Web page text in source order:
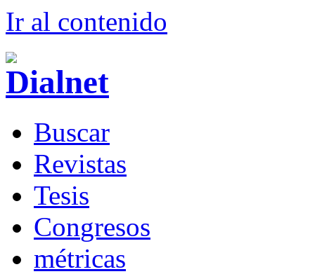
Ir al contenido
Buscar
Revistas
Tesis
Congresos
métricas